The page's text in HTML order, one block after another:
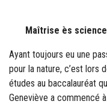
Maîtrise ès
Ayant toujours eu une
pour la nature, c’est lors
études au baccalauréat
Geneviève a commencé à